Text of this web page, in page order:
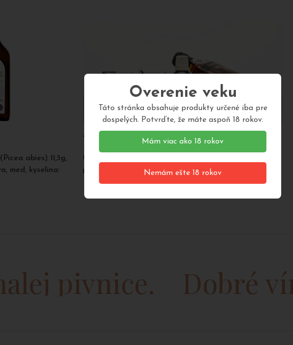
abies) 11,3g,
med, kyselina:
Tinktúra na lepší spánok
Celkovo upokojuje, priaznivo vplýva na psychiku,
pomáha zbaviť sa pocitov strachu.
pivnice.Dobré víno
Overenie veku
Táto stránka obsahuje produkty určené iba pre
dospelých. Potvrďte, že máte aspoň 18 rokov.
Mám viac ako 18 rokov
Nemám ešte 18 rokov